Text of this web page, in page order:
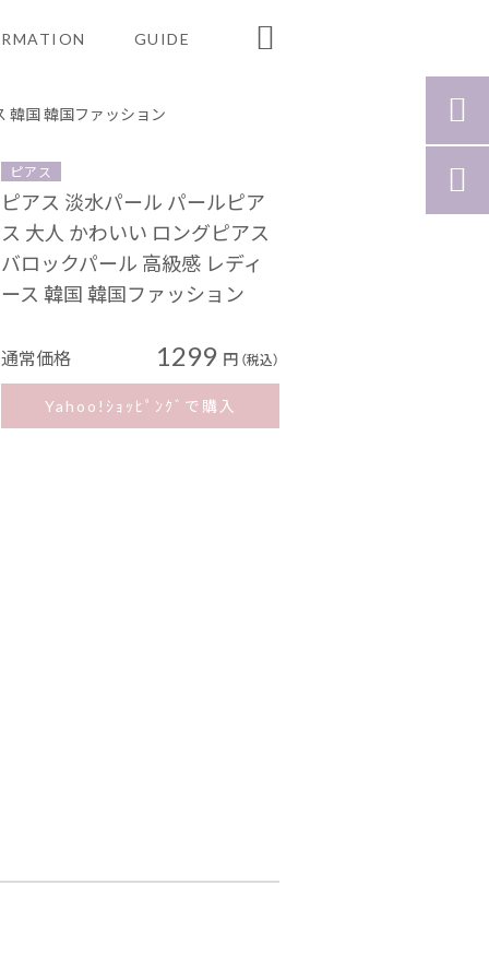
GUIDE 
韓国 韓国ファッション
ピアス
ピアス 淡水パール パールピア
ス 大人 かわいい ロングピアス
バロックパール 高級感 レディ
ース 韓国 韓国ファッション
通常価格 1299 円 （税込）
Yahoo!ｼｮｯﾋﾟﾝｸﾞで購入

